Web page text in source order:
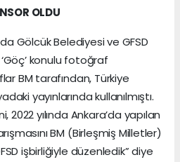
OLDU
Gölcük Belediyesi ve GFSD
konulu fotoğraf
BM tarafından, Türkiye
yayınlarında kullanılmıştı.
yılında Ankara’da yapılan
BM (Birleşmiş Milletler)
işbirliğiyle düzenledik” diye